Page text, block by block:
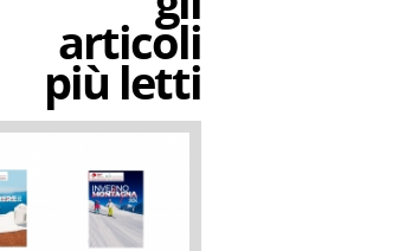
articoli
più letti